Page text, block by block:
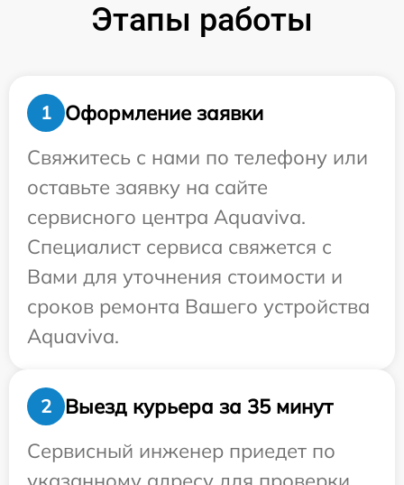
Этапы работы
1
Оформление заявки
Свяжитесь с нами по телефону или
оставьте заявку на сайте
сервисного центра Aquaviva.
Специалист сервиса свяжется с
Вами для уточнения стоимости и
сроков ремонта Вашего устройства
Aquaviva.
2
Выезд курьера за 35 минут
Сервисный инженер приедет по